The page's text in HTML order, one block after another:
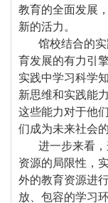
教育的全面发展
新的活力。
馆校结合的
育发展的有力引
实践中学习科学
新思维和实践能
这些能力对于他
们成为未来社会
进一步来看
资源的局限性，
外的教育资源进
放、包容的学习